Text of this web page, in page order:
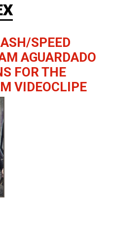
SPEED
AGUARDADO
FOR THE
VIDEOCLIPE